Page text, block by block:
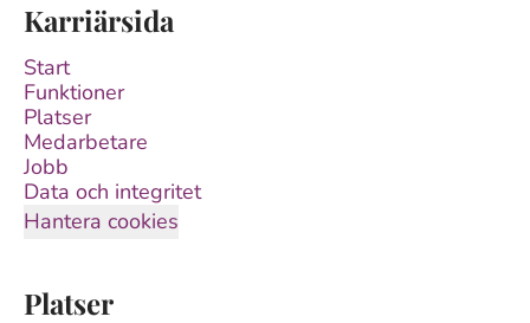
Karriärsida
Start
Funktioner
Platser
Medarbetare
Jobb
Data och integritet
Hantera cookies
Platser